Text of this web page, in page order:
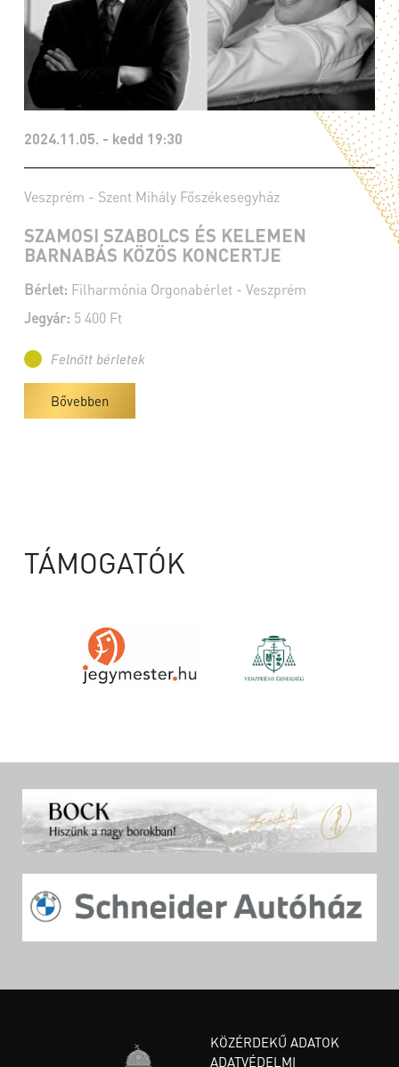
2024.11.05. - kedd 19:30
Veszprém - Szent Mihály Főszékesegyház
SZAMOSI SZABOLCS ÉS KELEMEN
BARNABÁS KÖZÖS KONCERTJE
Bérlet: Filharmónia Orgonabérlet - Veszprém
Jegyár: 5 400 Ft
Felnőtt bérletek
Bővebben
TÁMOGATÓK
KÖZÉRDEKŰ ADATOK
ADATVÉDELMI